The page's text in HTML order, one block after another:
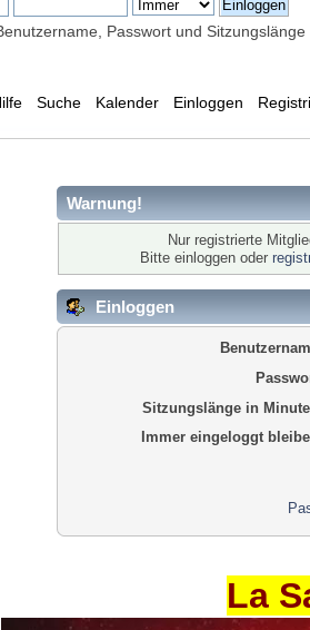
Passwort und Sitzungslänge
Suche Kalender Einloggen
Warnung!
Nur registrierte
Bitte einloggen oder
Einloggen
Sitzungslänge in
Immer eingeloggt
La